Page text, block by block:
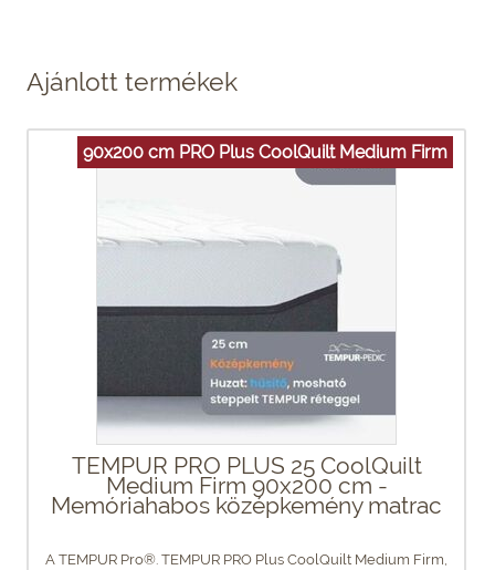
Ajánlott termékek
90x200 cm PRO Plus CoolQuilt Medium Firm
TEMPUR PRO PLUS 25 CoolQuilt
Medium Firm 90x200 cm -
Memóriahabos középkemény matrac
A TEMPUR Pro®. TEMPUR PRO Plus CoolQuilt Medium Firm,